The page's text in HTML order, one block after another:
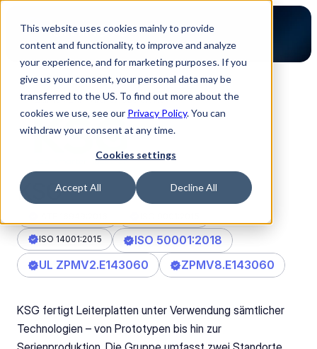
This website uses cookies mainly to provide
content and functionality, to improve and analyze
your experience, and for marketing purposes. If you
give us your consent, your personal data may be
transferred to the US. To find out more about the
cookies we use, see our Privacy Policy. You can
withdraw your consent at any time.
Cookies settings
Accept All Decline All
Zurück zur Partner Übersicht
KSG
ISO 14001:2015
ISO 50001:2018
UL ZPMV2.E143060
ZPMV8.E143060
KSG fertigt Leiterplatten unter Verwendung sämtlicher
Technologien – von Prototypen bis hin zur